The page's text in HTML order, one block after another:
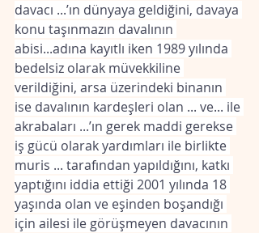
davacı ...’ın dünyaya geldiğini, davaya
konu taşınmazın davalının
abisi...adına kayıtlı iken 1989 yılında
bedelsiz olarak müvekkiline
verildiğini, arsa üzerindeki binanın
ise davalının kardeşleri olan ... ve... ile
akrabaları ...’ın gerek maddi gerekse
iş gücü olarak yardımları ile birlikte
muris ... tarafından yapıldığını, katkı
yaptığını iddia ettiği 2001 yılında 18
yaşında olan ve eşinden boşandığı
için ailesi ile görüşmeyen davacının